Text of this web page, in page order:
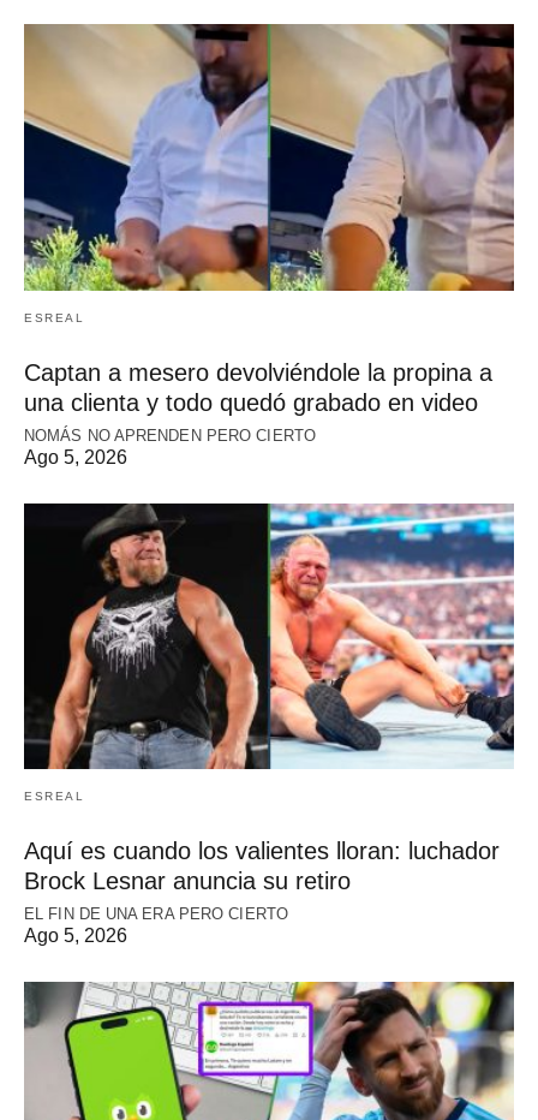
ESREAL
Captan a mesero devolviéndole la propina a
una clienta y todo quedó grabado en video
NOMÁS NO APRENDEN PERO CIERTO
Ago 5, 2026
ESREAL
Aquí es cuando los valientes lloran: luchador
Brock Lesnar anuncia su retiro
EL FIN DE UNA ERA PERO CIERTO
Ago 5, 2026